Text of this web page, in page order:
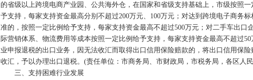
的省级以上跨境电商产业园、公共海外仓，在国家和省级支持基础上，市级按照一
予支持，每家支持资金最高分别不超过200万元、100万元；对达到跨境电子商务标
准的，按照一定比例给予支持，每家支持资金最高不超过500万元；对二手车出口
际营销体系、物流费用等成本按照一定比例给予支持，每家支持资金最高不超过50
业申报退税的出口业务，因无法收汇而取得出口信用保险赔款的，将出口信用保险
收汇，予以办理出口退税。(责任单位：市商务局、市财政局，市税务局，各区人
三、支持困难行业发展